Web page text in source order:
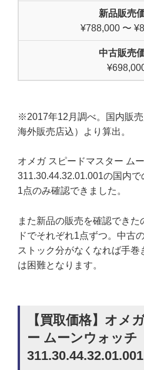
新品販売
¥788,000 〜
中古販売
※2017年12月調べ。国内販
海外販売店込）より算出。
オメガ スピードマスター ム
311.30.44.32.01.001の国内
1点のみ確認できました。
また新品の販売を確認でき
ドでそれぞれ1点ずつ。中古
ストック分がなくなれば手
は困難となります。
【買取価格】オメ
ー ムーンウォッチ
311.30.44.32.01.001